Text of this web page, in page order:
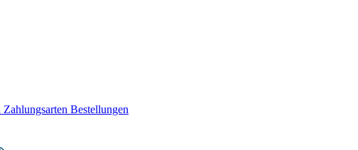
Zahlungsarten Bestellungen